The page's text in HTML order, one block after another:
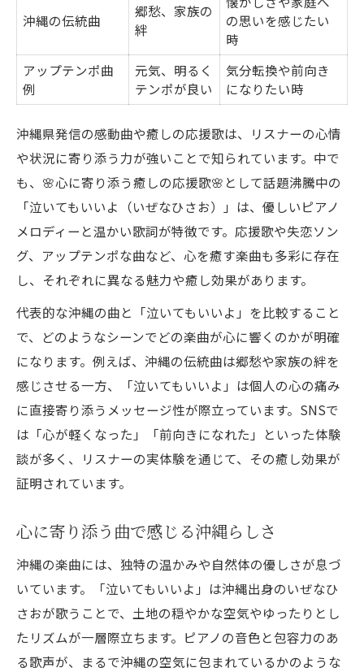
女性歌手と男性歌手の魅力比較
SNSで話題の応援歌ピックアップ
疲れた日に聴きたい楽曲リスト
共感広がる応援歌で明日へ一歩踏み出す
明日に希望をくれる楽曲の選び方
リスナー体験談から見る癒し効果
SNS投稿で広がる勇気の輪
応援歌が心に与える影響とは
涙と希望を運ぶ話題の心癒しランキング
心に寄り添う癒し曲ランキング一覧
泣いてもいいよが支持される理由
希望を感じる歌詞ピックアップ
失恋ソングと応援歌の違いを解説
リスナーの口コミで選ぶ感動曲
今聴きたい沖縄発感動バラードの秘密
沖縄バラード人気曲比較表
心に響くバラードの共通点とは
沖縄を感じる曲の選び方ガイド
バラードで癒される瞬間を解説
沖縄の伝統曲
郷愁、家族の
絆
の思いを感じたい
時
アップテンポ曲
例
元気、明るく
テンポが良い
気分転換や前向き
になりたい時
沖縄県発信の感動曲や癒しの応援歌は、リスナーの心情
や状況に寄り添う力が強いことで知られています。中で
も、🌸心に寄り添う癒しの応援歌🌸として話題沸騰中の
「泣いてもいいよ（いぜなひさお）」は、優しいピアノ
メロディーと温かい歌詞が特徴です。応援歌や失恋ソン
グ、アップテンポな曲など、心を癒す楽曲も多彩に存在
し、それぞれに異なる魅力や癒し効果があります。
代表的な沖縄の曲と「泣いてもいいよ」を比較すること
で、どのようなシーンでどの楽曲が心に響くのかが明確
になります。例えば、沖縄の伝統曲は郷愁や家族の絆を
感じさせる一方、「泣いてもいいよ」は個人の心の痛み
に直接寄り添うメッセージ性が際立っています。SNSで
は「心が軽くなった」「前向きになれた」といった体験
談が多く、リスナーの実体験を通じて、その癒し効果が
証明されています。
心に寄り添う曲で感じる沖縄らしさ
沖縄の楽曲には、独特の温かみや自然体の優しさが息づ
いています。「泣いてもいいよ」は沖縄出身のいぜなひ
さおが歌うことで、土地の穏やかな空気やゆったりとし
たリズムが一層際立ちます。ピアノの音色と包容力のあ
る歌声が、まるで沖縄の空気に包まれているかのような